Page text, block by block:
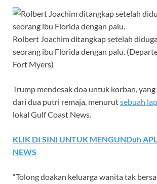
Rolbert Joachim ditangkap setelah
seorang ibu Florida dengan palu.
Fort Myers)
Trump mendesak doa untuk korban,
dari dua putri remaja, menurutsebuah
lokal Gulf Coast News.
KLIK DI SINI UNTUK MENGUNDuh
NEWS
“Tolong doakan keluarga wanita tak